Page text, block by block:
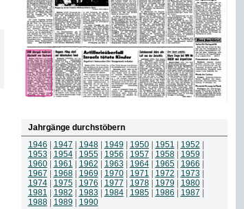
Jahrgänge durchstöbern
1946
1947 1948| 1949 1950| 1951 1952
1953
1954| 1955| 1956 1957 1958| 1959
1960| 1961 1962 1963 1964| 1965| 1966
1967
1968| 1969 1970| 1971 1972 1973
1974| 1975| 1976 1977 1978| 1979 1980|
1981
1982 1983 1984| 1985| 1986 1987
1988| 1989 1990